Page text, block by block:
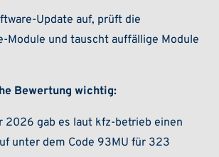
Update auf, prüft die
Module und tauscht auffällige Module
Bewertung wichtig:
2026 gab es laut kfz-betrieb einen
unter dem Code 93MU für 323